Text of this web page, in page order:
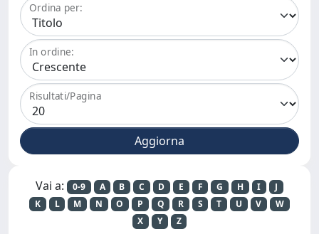
Ordina per:
In ordine:
Risultati/Pagina
Vai a: 0-9 A B C D E F G H I
J
K
L M N O P Q R S T U V
W
X
Y Z